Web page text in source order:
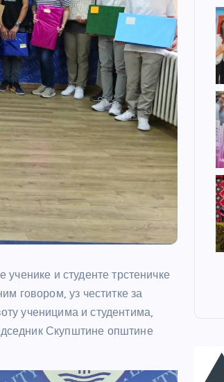
и студенте трстеничке
говором, уз честитке за
ученицима и студентима,
Скупштине општине